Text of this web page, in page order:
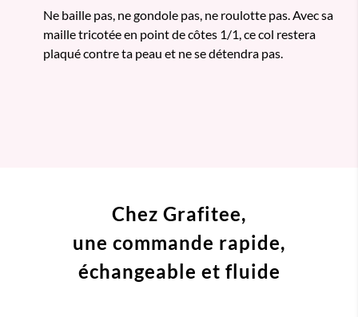
Ne baille pas, ne gondole pas, ne roulotte pas. Avec sa
maille tricotée en point de côtes 1/1, ce col restera
plaqué contre ta peau et ne se détendra pas.
Chez Grafitee,
une commande rapide,
échangeable et fluide